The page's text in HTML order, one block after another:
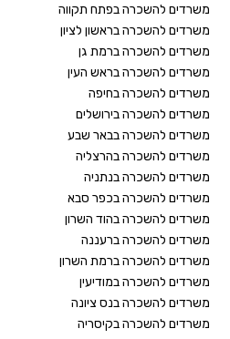
משרדים להשכרה בפתח תקווה
משרדים להשכרה בראשון לציון
משרדים להשכרה ברמת גן
משרדים להשכרה בראש העין
משרדים להשכרה בחיפה
משרדים להשכרה בירושלים
משרדים להשכרה בבאר שבע
משרדים להשכרה בהרצליה
משרדים להשכרה בנתניה
משרדים להשכרה בכפר סבא
משרדים להשכרה בהוד השרון
משרדים להשכרה ברעננה
משרדים להשכרה ברמת השרון
משרדים להשכרה במודיעין
משרדים להשכרה בנס ציונה
משרדים להשכרה בקיסריה